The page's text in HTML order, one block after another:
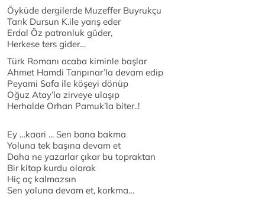
Öyküde dergilerde Muzeffer Buyrukçu
Tarık Dursun K.ile yarış eder
Erdal Öz patronluk güder,
Herkese ters gider…
Türk Romanı acaba kiminle başlar
Ahmet Hamdi Tanpınar’la devam edip
Peyami Safa ile köşeyi dönüp
Oğuz Atay’la zirveye ulaşıp
Herhalde Orhan Pamuk’la biter..!
Ey …kaari ... Sen bana bakma
Yoluna tek başına devam et
Daha ne yazarlar çıkar bu topraktan
Bir kitap kurdu olarak
Hiç aç kalmazsın
Sen yoluna devam et, korkma…